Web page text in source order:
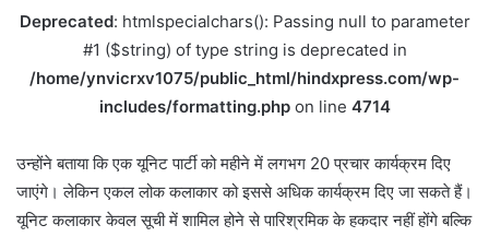
Deprecated: htmlspecialchars(): Passing null to parameter
#1 ($string) of type string is deprecated in
/home/ynvicrxv1075/public_html/hindxpress.com/wp-
includes/formatting.phpon line 4714
उन्होंने बताया कि एक यूनिट पार्टी को महीने में लगभग 20 प्रचार कार्यक्रम दिए
जाएंगे। लेकिन एकल लोक कलाकार को इससे अधिक कार्यक्रम दिए जा सकते हैं।
यूनिट कलाकार केवल सूची में शामिल होने से पारिश्रमिक के हकदार नहीं होंगे बल्कि